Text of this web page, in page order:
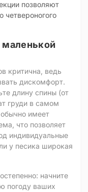
позволяют
четвероногого
маленькой
критична, ведь
дискомфорт.
длину спины (от
груди в самом
имеет
что позволяет
индивидуальные
у песика широкая
начните
погоду ваших